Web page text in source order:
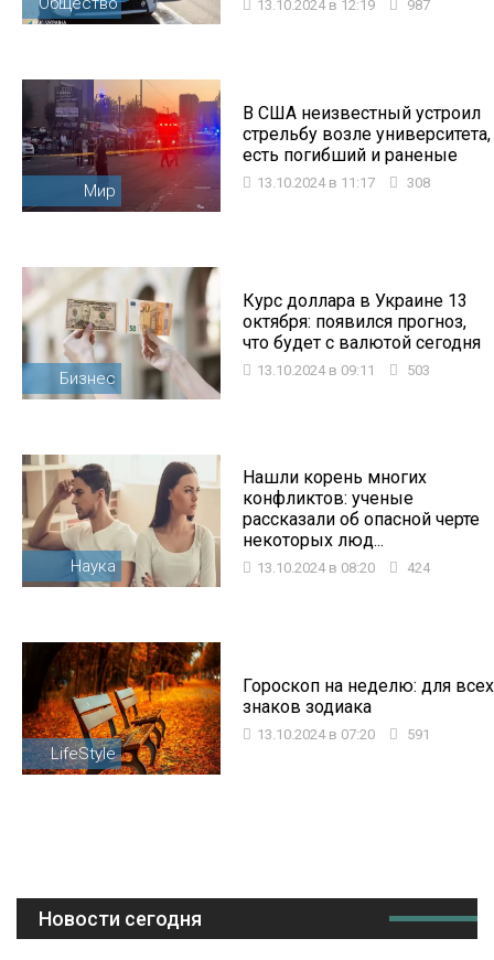
13.10.2024 в 12:19 987
Мир
В США неизвестный устроил
стрельбу возле университета,
есть погибший и раненые
13.10.2024 в 11:17 308
Бизнес
Курс доллара в Украине 13
октября: появился прогноз,
что будет с валютой сегодня
13.10.2024 в 09:11 503
Наука
Нашли корень многих
конфликтов: ученые
рассказали об опасной черте
некоторых люд...
13.10.2024 в 08:20 424
LifeStyle
Гороскоп на неделю: для всех
знаков зодиака
13.10.2024 в 07:20 591
Новости сегодня